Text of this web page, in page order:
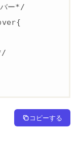
バー*/
コピーする